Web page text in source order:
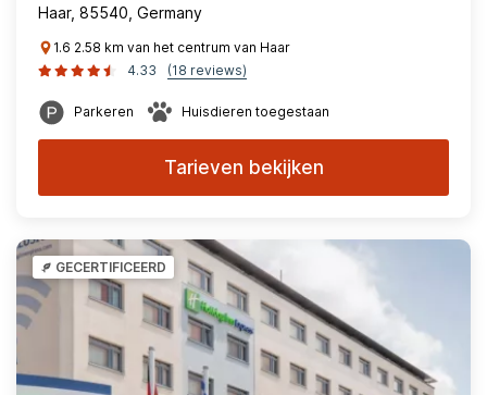
Haar, 85540, Germany
1.6 2.58 km van het centrum van Haar
4.33
(18 reviews)
Parkeren Huisdieren toegestaan
Tarieven bekijken
GECERTIFICEERD